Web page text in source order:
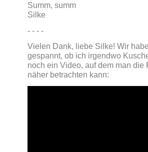
Summ, summ
Silke
- - - -
Vielen Dank, liebe Silke! Wir
gespannt, ob ich irgendwo
noch ein Video, auf dem man
näher betrachten kann: